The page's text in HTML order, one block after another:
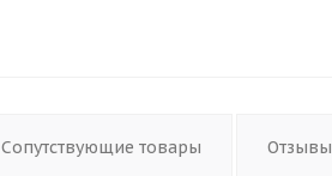
Сопутствующие товары Отзывы